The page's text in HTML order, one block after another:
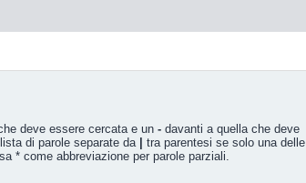
deve essere cercata e un - davanti a quella che deve
di parole separate da
tra parentesi se solo una delle
* come abbreviazione per parole parziali.